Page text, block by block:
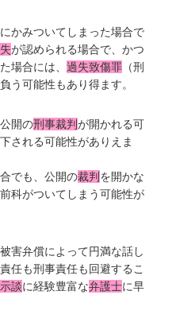
かみついてしまった場合で
が認められる場合で、かつ
場合には、過失致傷罪 （刑
う可能性もあり得ます。
開の刑事裁判が開かれる可
される可能性がありえま
でも、公開の裁判 を開かな
科がついてしまう可能性が
害弁償によって円満な話し
任も刑事責任も回避するこ
示談に経験豊富な弁護士に早